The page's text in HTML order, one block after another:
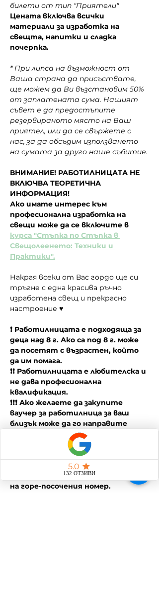
билети от тип "Приятели"
Цената включва всички
материали за изработка на
свещта, напитки и сладка
почерпка.
* При липса на възможност от
Ваша страна да присъствате,
ще можем да Ви възстановим 50%
от заплатената сума. Нашият
съвет е да предостъпите
резервираното място на Ваш
приятел, или да се свържете с
нас, за да обсъдим използването
на сумата за друго наше събитие.
ВНИМАНИЕ! РАБОТИЛНИЦАТА НЕ
ВКЛЮЧВА ТЕОРЕТИЧНА
ИНФОРМАЦИЯ!
Ако имате интерес към
професионална изработка на
свещи може да се включите в
курса "Стъпка по Стъпка в
Свещолеенето: Техники и
Практики".
Накрая всеки от Вас гордо ще си
тръгне с една красива ръчно
изработена свещ и прекрасно
настроение ♥
❗ Работилницата е подходяща за
деца над 8 г. Ако са под 8 г. може
да посетят с възрастен, който
да им помага.
❗❗ Работилницата е любителска и
не дава професионална
квалификация.
❗❗❗ Ако желаете да закупите
ваучер за работилница за ваш
близък може да го направите
като се свържете с нас на
0878995262 (Вайбър)
❗❗❗❗ Предлагаме частни събития за
различни поводи - корпоративни
и лични. За повече информация -
на горе-посочения номер.